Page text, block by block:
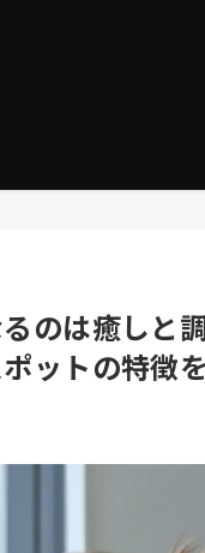
のは癒しと
ットの特徴